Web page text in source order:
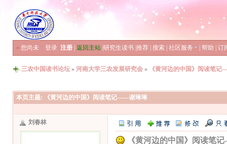
» 您尚未 登录 注册 返回主站 研究生读书 推荐 搜索 社区服务 帮助 订
三农中国读书论坛 » 河南大学三农发展研究会 » 《黄河边的中国》阅读笔
本页主题: 《黄河边的中国》阅读笔记——谢琳琳
刘春林
《黄河边的中国》阅读笔